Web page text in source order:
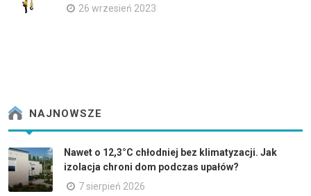
26 wrzesień 2023
NAJNOWSZE
Nawet o 12,3°C chłodniej bez klimatyzacji. Jak
izolacja chroni dom podczas upałów?
7 sierpień 2026